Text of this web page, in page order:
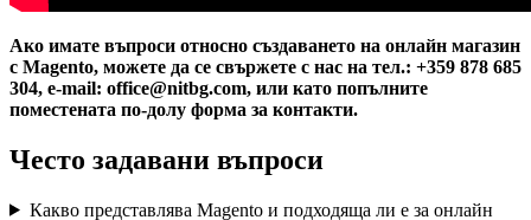
Ако имате въпроси относно създаването на онлайн магазин
с Magento, можете да се свържете с нас на тел.: +359 878 685
304, e-mail: office@nitbg.com, или като попълните
поместената по-долу форма за контакти.
Често задавани въпроси
Какво представлява Magento и подходяща ли е за онлайн